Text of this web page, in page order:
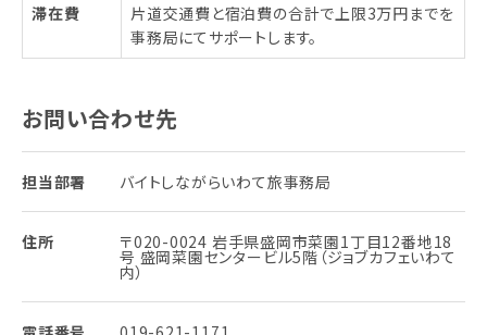
滞在費
片道交通費と宿泊費の合計で上限3万円までを
事務局にてサポートします。
お問い合わせ先
担当部署 バイトしながらいわて旅事務局
住所 〒020-0024 岩手県盛岡市菜園1丁目12番地18
号 盛岡菜園センタービル5階（ジョブカフェいわて
内）